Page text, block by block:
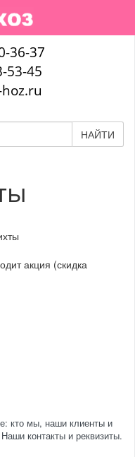
36-37
53-45
НАЙТИ
акция (скидка
кто мы, наши клиенты и
контакты и реквизиты.